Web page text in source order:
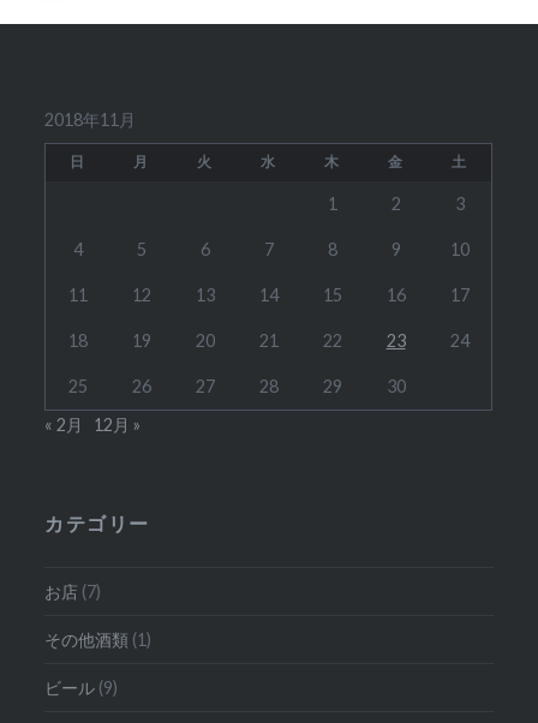
2018年11月
日 月 火 水 木 金 土
1 2 3
4 5 6 7 8 9 10
11 12 13 14 15 16 17
18 19 20 21 22 23 24
25 26 27 28 29
30
« 2月
12月 »
カテゴリー
お店 (7)
その他酒類 (1)
ビール (9)